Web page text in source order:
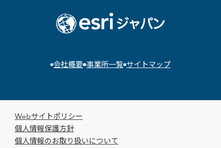
会社概要 事業所一覧 サイトマップ
Webサイトポリシー
個人情報保護方針
個人情報のお取り扱いについて